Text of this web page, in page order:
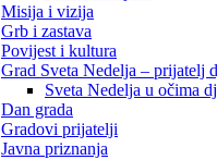
Misija i vizija
Grb i zastava
Povijest i kultura
Grad Sveta Nedelja – prijatelj
Sveta Nedelja u očima
Dan grada
Gradovi prijatelji
Javna priznanja